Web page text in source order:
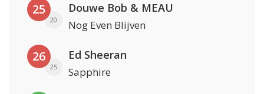
25
20
Douwe Bob & MEAU
Nog Even Blijven
26
25
Ed Sheeran
Sapphire